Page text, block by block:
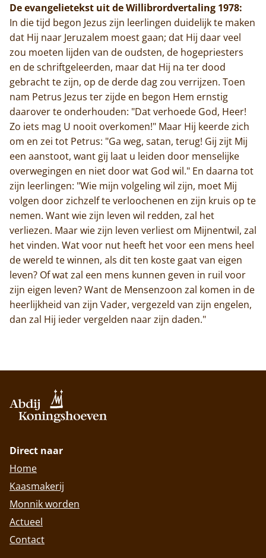
De evangelietekst uit de Willibrordvertaling 1978:
In die tijd begon Jezus zijn leerlingen duidelijk te maken
dat Hij naar Jeruzalem moest gaan; dat Hij daar veel
zou moeten lijden van de oudsten, de hogepriesters
en de schriftgeleerden, maar dat Hij na ter dood
gebracht te zijn, op de derde dag zou verrijzen. Toen
nam Petrus Jezus ter zijde en begon Hem ernstig
daarover te onderhouden: "Dat verhoede God, Heer!
Zo iets mag U nooit overkomen!" Maar Hij keerde zich
om en zei tot Petrus: "Ga weg, satan, terug! Gij zijt Mij
een aanstoot, want gij laat u leiden door menselijke
overwegingen en niet door wat God wil." En daarna tot
zijn leerlingen: "Wie mijn volgeling wil zijn, moet Mij
volgen door zichzelf te verloochenen en zijn kruis op te
nemen. Want wie zijn leven wil redden, zal het
verliezen. Maar wie zijn leven verliest om Mijnentwil, zal
het vinden. Wat voor nut heeft het voor een mens heel
de wereld te winnen, als dit ten koste gaat van eigen
leven? Of wat zal een mens kunnen geven in ruil voor
zijn eigen leven? Want de Mensenzoon zal komen in de
heerlijkheid van zijn Vader, vergezeld van zijn engelen,
dan zal Hij ieder vergelden naar zijn daden."
Direct naar
Home
Kaasmakerij
Monnik worden
Actueel
Contact